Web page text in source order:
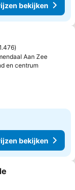
bekijken
favorieten
Aan Zee
en centrum
bekijken
favorieten